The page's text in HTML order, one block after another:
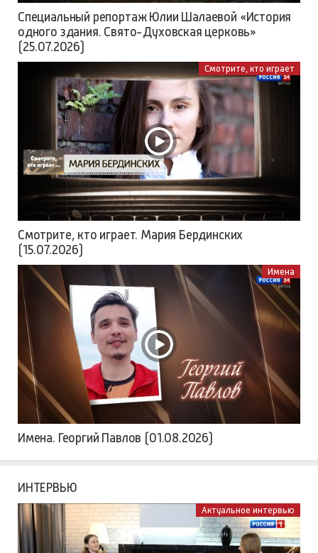
Специальный репортаж Юлии Шалаевой «История
одного здания. Свято-Духовская церковь»
(25.07.2026)
Смотрите, кто играет
Смотрите, кто играет. Мария Бердинских
(15.07.2026)
Имена
Имена. Георгий Павлов (01.08.2026)
ИНТЕРВЬЮ
Актуальное интервью